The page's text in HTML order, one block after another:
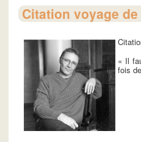
Citation voyage
« Il
fois